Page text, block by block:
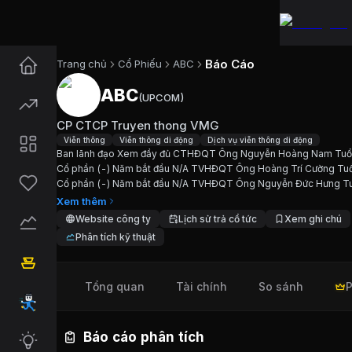
Trang chủ Cổ Phiếu ABC Báo Cáo
Cổ phiếuABC— CP CTCP
Cập nhật: 7/8/2026 .
Ngành:Viễn thông, Viễn thông di động, Dịch vụ
Giới thiệuCP CTCP Truyen
Ban lãnh đạo Xem đầy đủ CTHĐQT Ông
Chỉ số tài chínhABC
Giá hiện tại: 10200VND
ABC(UPCOM)
CP CTCP Truyen thong VMG
Viễn thông Viễn thông di động Dịch vụ viễn thông di động
Ban lãnh đạo Xem đầy đủ CTHĐQT Ông Nguyễn Hoàng Nam
Cổ phần (-) Năm bắt đầu N/A TVHĐQT Ông Hoàng Trí Cường
Cổ phần (-) Năm bắt đầu N/A TVHĐQT Ông Nguyễn Đức Hưng
Cổ phần (-) Năm bắt đầu N/A TVHĐQT Ông Phan Hồng Điệp Tuổi
Cổ phần (-)...
Xem thêm
Website công ty Lịch sử trả cổ tức
Xem ghi chú
Phân tích kỹ thuật
Tổng quan Tài chính So sánh
Báo cáo phân tích